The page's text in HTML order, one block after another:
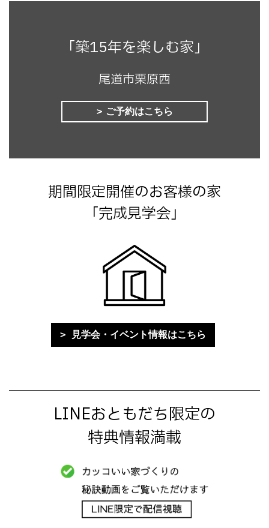
「築15年を楽しむ家」
尾道市栗原西
ご予約はこちら
期間限定開催のお客様の家
「完成見学会」
見学会・イベント情報はこちら
LINEおともだち限定の
特典情報満載